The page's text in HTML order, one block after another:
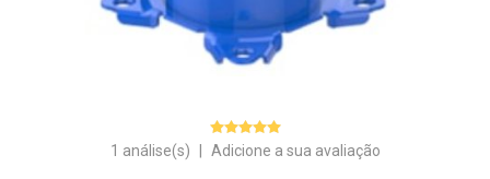
1 análise(s) Adicione a sua avaliação